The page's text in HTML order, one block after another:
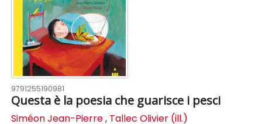
9791255190981
Questa è la poesia che guarisce i pesci
Siméon Jean-Pierre, Tallec Olivier (ill.)